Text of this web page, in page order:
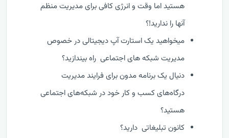
هستید اما وقت و انرژی کافی برای مدیریت منظم
آنها را ندارید!؟
میخواهید یک استارت آپ دیجیتالی در خصوص
مدیریت شبکه های اجتماعی راه بیندازید؟
دنیال یک برنامه مدون برای فرایند مدیریت
درگاه‌های کسب و کار خود در شبکه‌های اجتماعی
هستید؟
کانون تبلیغاتی دارید؟